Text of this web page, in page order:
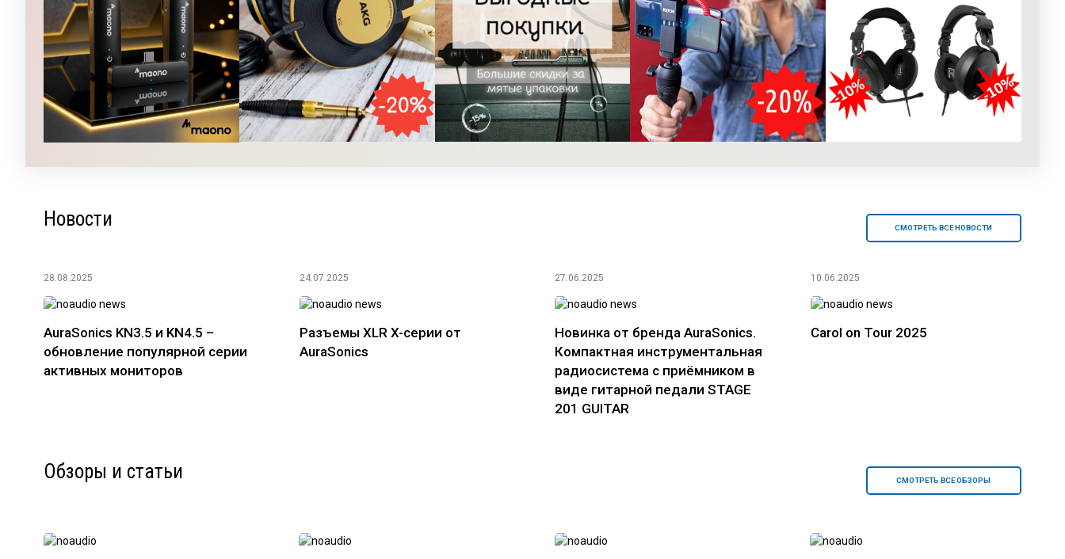
Новости СМОТРЕТЬ ВСЕ НОВОСТИ
28.08.2025
AuraSonics KN3.5 и KN4.5 –
обновление популярной серии
активных мониторов
24.07.2025
Разъемы XLR X-серии от
AuraSonics
27.06.2025
Новинка от бренда AuraSonics.
Компактная инструментальная
радиосистема с приёмником в
виде гитарной педали STAGE
201 GUITAR
10.06.2025
Carol on Tour 2025
Обзоры и статьи СМОТРЕТЬ ВСЕ ОБЗОРЫ